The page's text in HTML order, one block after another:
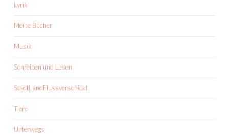
Lyrik
Meine Bücher
Musik
Schreiben und Lesen
StadtLandFlussverschickt
Tiere
Unterwegs